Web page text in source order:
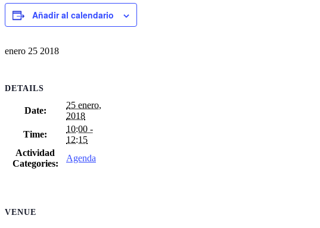
Añadir al calendario
enero 25 2018
DETAILS
Date:
25 enero,
2018
Time:
10:00 -
12:15
Actividad
Categories:
Agenda
VENUE